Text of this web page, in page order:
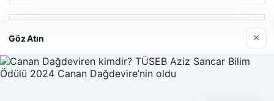
Göz Atın ×